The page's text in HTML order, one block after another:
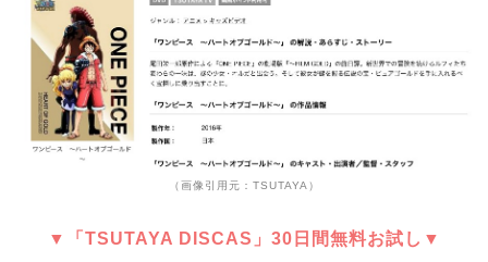
（画像引用元：TSUTAYA）
▼「TSUTAYA DISCAS」30日間無料お試し▼